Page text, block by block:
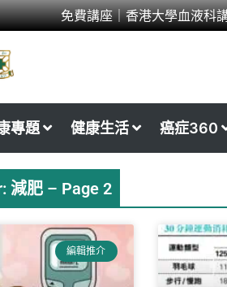
免費講座｜香港大學血液科
專題 健康生活 癌症360
減肥 – Page 2
編輯推介
Page PagePage Page Page